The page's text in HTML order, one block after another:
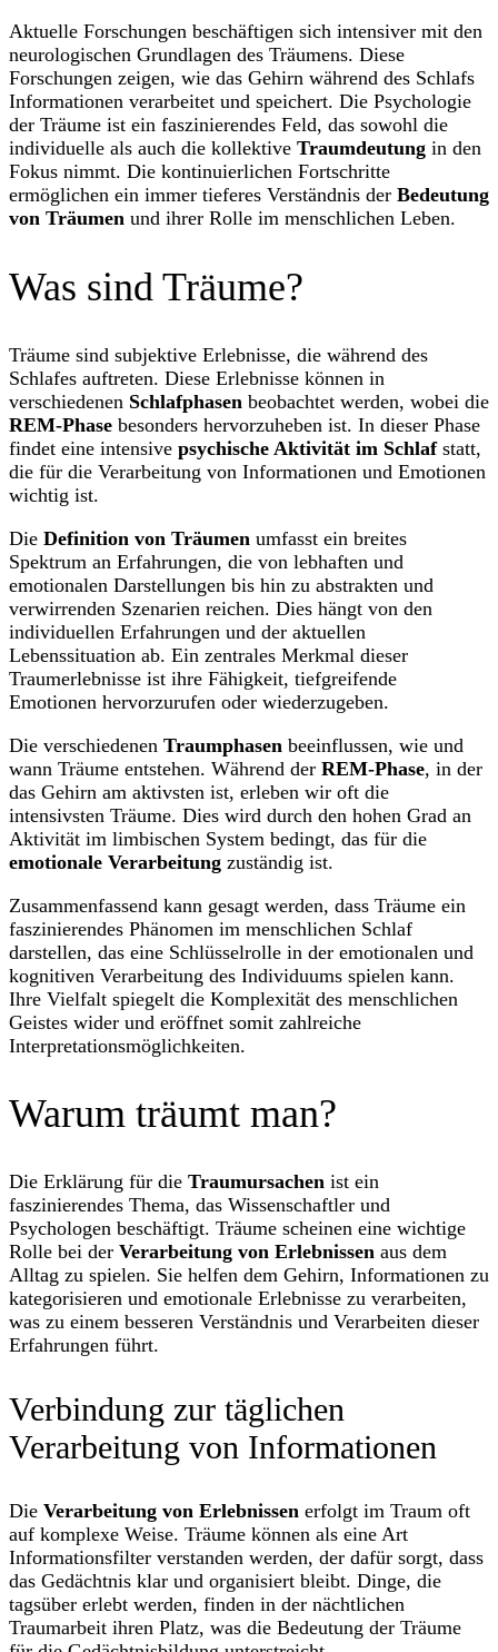
Aktuelle Forschungen beschäftigen sich intensiver mit den
neurologischen Grundlagen des Träumens. Diese
Forschungen zeigen, wie das Gehirn während des Schlafs
Informationen verarbeitet und speichert. Die Psychologie
der Träume ist ein faszinierendes Feld, das sowohl die
individuelle als auch die kollektive Traumdeutung in den
Fokus nimmt. Die kontinuierlichen Fortschritte
ermöglichen ein immer tieferes Verständnis der Bedeutung
von Träumen und ihrer Rolle im menschlichen Leben.
Was sind Träume?
Träume sind subjektive Erlebnisse, die während des
Schlafes auftreten. Diese Erlebnisse können in
verschiedenen Schlafphasen beobachtet werden, wobei die
REM-Phase besonders hervorzuheben ist. In dieser Phase
findet eine intensive psychische Aktivität im Schlafstatt,
die für die Verarbeitung von Informationen und Emotionen
wichtig ist.
Die Definition von Träumen umfasst ein breites
Spektrum an Erfahrungen, die von lebhaften und
emotionalen Darstellungen bis hin zu abstrakten und
verwirrenden Szenarien reichen. Dies hängt von den
individuellen Erfahrungen und der aktuellen
Lebenssituation ab. Ein zentrales Merkmal dieser
Traumerlebnisse ist ihre Fähigkeit, tiefgreifende
Emotionen hervorzurufen oder wiederzugeben.
Die verschiedenen Traumphasen beeinflussen, wie und
wann Träume entstehen. Während der REM-Phase, in der
das Gehirn am aktivsten ist, erleben wir oft die
intensivsten Träume. Dies wird durch den hohen Grad an
Aktivität im limbischen System bedingt, das für die
emotionale Verarbeitung zuständig ist.
Zusammenfassend kann gesagt werden, dass Träume ein
faszinierendes Phänomen im menschlichen Schlaf
darstellen, das eine Schlüsselrolle in der emotionalen und
kognitiven Verarbeitung des Individuums spielen kann.
Ihre Vielfalt spiegelt die Komplexität des menschlichen
Geistes wider und eröffnet somit zahlreiche
Interpretationsmöglichkeiten.
Warum träumt man?
Die Erklärung für die Traumursachen ist ein
faszinierendes Thema, das Wissenschaftler und
Psychologen beschäftigt. Träume scheinen eine wichtige
Rolle bei der Verarbeitung von Erlebnissen aus dem
Alltag zu spielen. Sie helfen dem Gehirn, Informationen zu
kategorisieren und emotionale Erlebnisse zu verarbeiten,
was zu einem besseren Verständnis und Verarbeiten dieser
Erfahrungen führt.
Verbindung zur täglichen
Verarbeitung von Informationen
Die Verarbeitung von Erlebnissen erfolgt im Traum oft
auf komplexe Weise. Träume können als eine Art
Informationsfilter verstanden werden, der dafür sorgt, dass
das Gedächtnis klar und organisiert bleibt. Dinge, die
tagsüber erlebt werden, finden in der nächtlichen
Traumarbeit ihren Platz, was die Bedeutung der Träume